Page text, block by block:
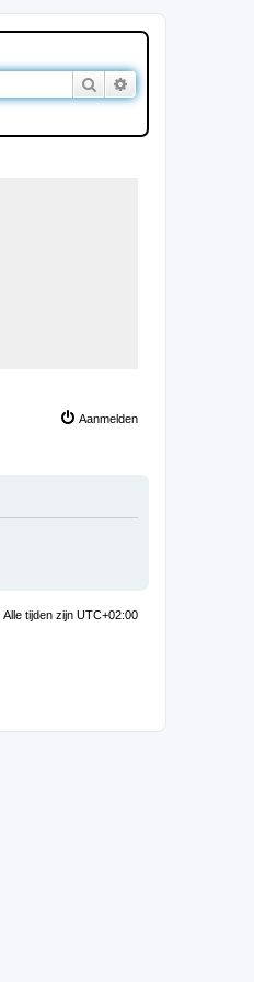
Zoek
Aanmelden
Alle tijden zijn UTC+02:00